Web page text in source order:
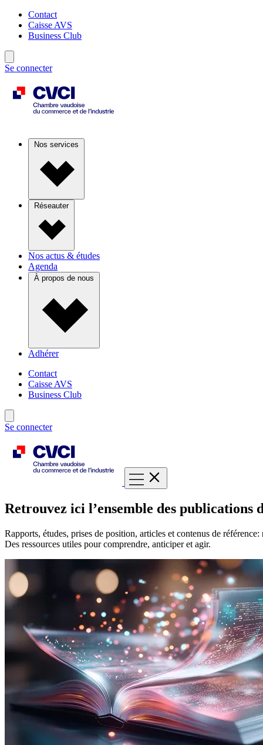
Contact
Caisse AVS
Business Club
Se connecter
Nos services
Réseauter
Nos actus & études
Agenda
À propos de nous
Adhérer
Contact
Caisse AVS
Business Club
Se connecter
Retrouvez ici l’ensemble des publications
Rapports, études, prises de position, articles et contenus de
Des ressources utiles pour comprendre, anticiper et agir.